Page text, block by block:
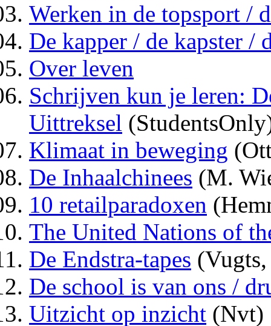
Werken in de topsport /
De kapper / de kapster /
Over leven
Schrijven kun je leren:
Uittreksel
Klimaat in beweging
De Inhaalchinees (M.
10 retailparadoxen
The United Nations of
De Endstra-tapes
De school is van ons /
Uitzicht op inzicht (Nvt)